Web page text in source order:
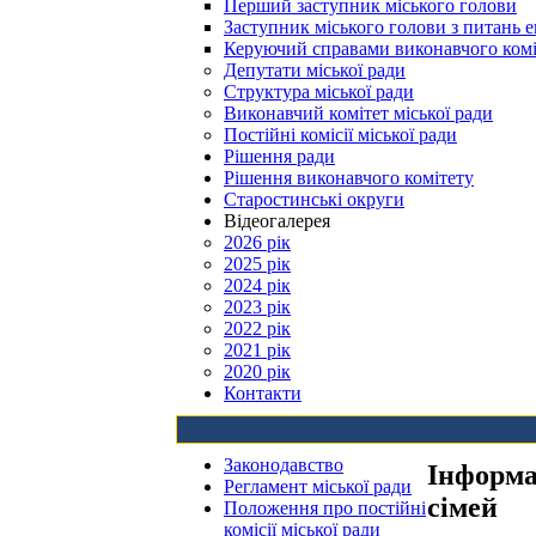
Перший заступник міського голови
Заступник міського голови з питань
Керуючий справами виконавчого
Депутати міської ради
Структура міської ради
Виконавчий комітет міської ради
Постійні комісії міської ради
Рішення ради
Рішення виконавчого комітету
Старостинські округи
Відеогалерея
2026 рік
2025 рік
2024 рік
2023 рік
2022 рік
2021 рік
2020 рік
Контакти
Законодавство
Регламент міської ради
Положення про постійні
комісії міської ради
сімей